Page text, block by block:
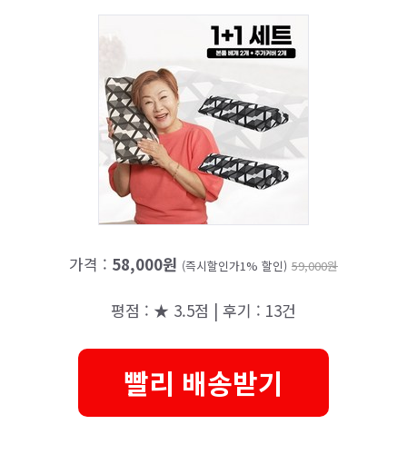
가격 : 58,000원 (즉시할인가1% 할인) 59,000원
평점 : ★ 3.5점 | 후기 : 13건
빨리 배송받기